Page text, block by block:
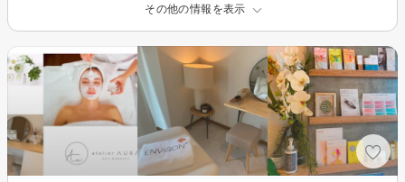
その他の情報を表示